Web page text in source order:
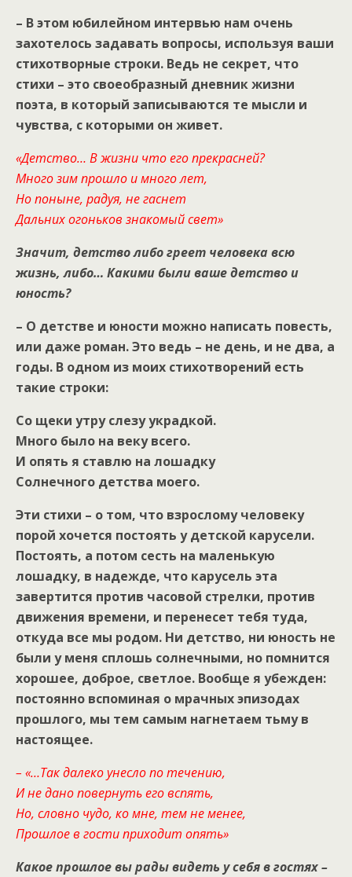
– В этом юбилейном интервью нам очень
захотелось задавать вопросы, используя ваши
стихотворные строки. Ведь не секрет, что
стихи – это своеобразный дневник жизни
поэта, в который записываются те мысли и
чувства, с которыми он живет.
«Детство… В жизни что его прекрасней?
Много зим прошло и много лет,
Но поныне, радуя, не гаснет
Дальних огоньков знакомый свет»
Значит, детство либо греет человека всю
жизнь, либо… Какими были ваше детство и
юность?
– О детстве и юности можно написать повесть,
или даже роман. Это ведь – не день, и не два, а
годы. В одном из моих стихотворений есть
такие строки:
Со щеки утру слезу украдкой.
Много было на веку всего.
И опять я ставлю на лошадку
Солнечного детства моего.
Эти стихи – о том, что взрослому человеку
порой хочется постоять у детской карусели.
Постоять, а потом сесть на маленькую
лошадку, в надежде, что карусель эта
завертится против часовой стрелки, против
движения времени, и перенесет тебя туда,
откуда все мы родом. Ни детство, ни юность не
были у меня сплошь солнечными, но помнится
хорошее, доброе, светлое. Вообще я убежден:
постоянно вспоминая о мрачных эпизодах
прошлого, мы тем самым нагнетаем тьму в
настоящее.
– «…Так далеко унесло по течению,
И не дано повернуть его вспять,
Но, словно чудо, ко мне, тем не менее,
Прошлое в гости приходит опять»
Какое прошлое вы рады видеть у себя в гостях –